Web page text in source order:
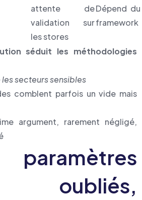
attente de
validation sur
les stores
Dépend du
framework
séduit les méthodologies
les secteurs sensibles
comblent parfois un vide mais
argument, rarement négligé,
oubliés,